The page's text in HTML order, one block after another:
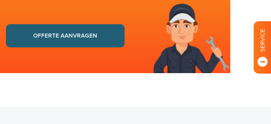
OFFERTE AANVRAGEN SERVICE